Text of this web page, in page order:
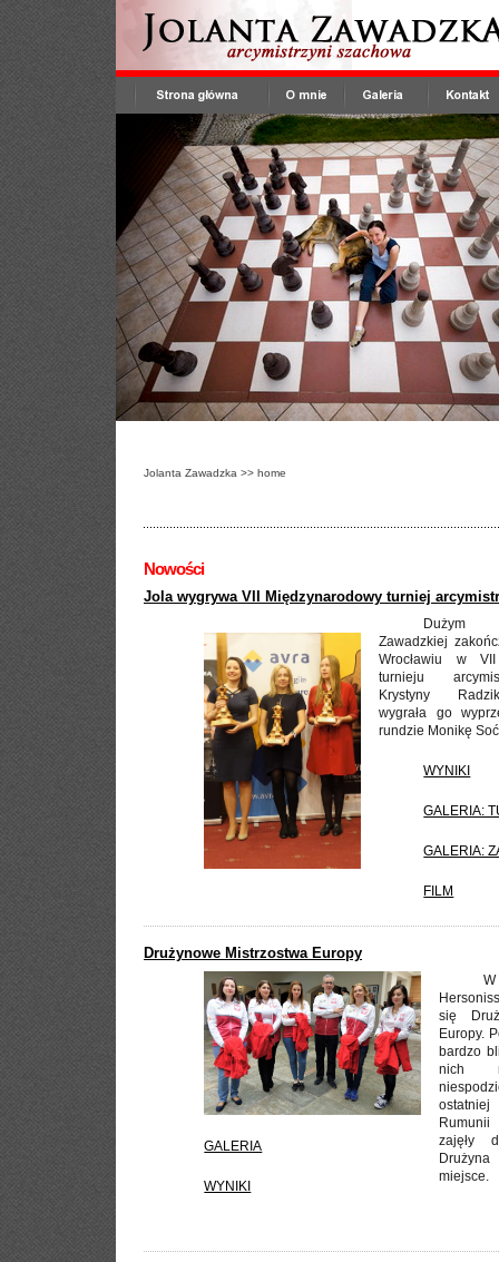
Jolanta Zawadzka >> home
Nowości
Jola wygrywa VII Międzynarodowy turniej
Dużym
Zawadzkiej
Wrocławiu w VII
turnieju
Krystyny
wygrała go
rundzie Monikę
WYNIKI
GALERIA:
GALERIA:
FILM
Drużynowe Mistrzostwa Europy
GALERIA
WYNIKI
się
Europy.
bardzo
nich
zajęły
miejsce.